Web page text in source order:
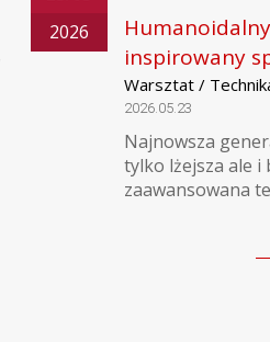
2026
inspirowany
Warsztat /
2026.05.23
Najnowsza
tylko lżejsza ale i
zaawansowana